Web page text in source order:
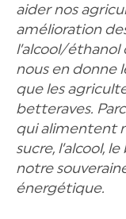
aider nos
amélioration
l’alcool/éthanol
nous en donne
que les
betteraves.
qui alimentent
sucre, l’alcool,
notre
énergétique.